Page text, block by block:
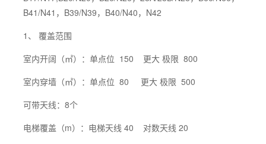
B41/N41，B39/N39，B40/N40，N42
1、 覆盖范围
室内开阔（㎡）：单点位 150 更大 极限 800
室内穿墙（㎡）：单点位 80 更大 极限 500
可带天线：8个
电梯覆盖（m）：电梯天线 40 对数天线 20